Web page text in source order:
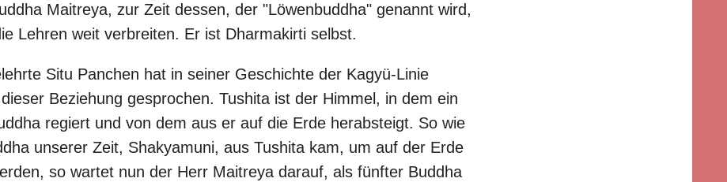
Maitreya, zur Zeit dessen, der "Löwenbuddha" genannt wird,
Lehren weit verbreiten. Er ist Dharmakirti selbst.
Situ Panchen hat in seiner Geschichte der Kagyü-Linie
Beziehung gesprochen. Tushita ist der Himmel, in dem ein
regiert und von dem aus er auf die Erde herabsteigt. So wie
unserer Zeit, Shakyamuni, aus Tushita kam, um auf der Erde
so wartet nun der Herr Maitreya darauf, als fünfter Buddha